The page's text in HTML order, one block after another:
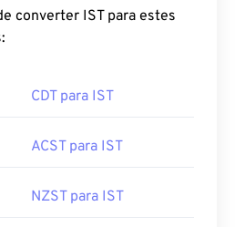
converter IST para estes
CDT para IST
ACST para IST
NZST para IST